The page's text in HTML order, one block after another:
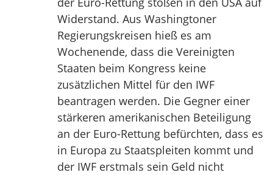
Widerstand. Aus Washingtoner
Regierungskreisen hieß es am
Wochenende, dass die Vereinigten
Staaten beim Kongress keine
zusätzlichen Mittel für den IWF
beantragen werden. Die Gegner einer
stärkeren amerikanischen Beteiligung
an der Euro-Rettung befürchten, dass es
in Europa zu Staatspleiten kommt und
der IWF erstmals sein Geld nicht